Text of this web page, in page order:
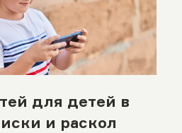
для детей в
и раскол